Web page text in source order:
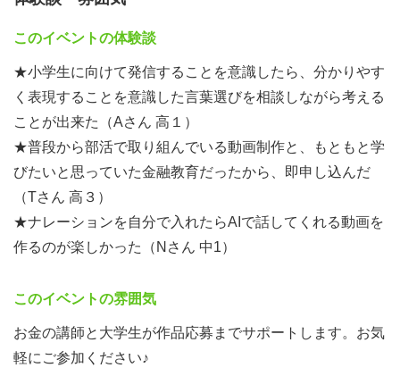
このイベントの体験談
★小学生に向けて発信することを意識したら、分かりやす
く表現することを意識した言葉選びを相談しながら考える
ことが出来た（Aさん 高１）
★普段から部活で取り組んでいる動画制作と、もともと学
びたいと思っていた金融教育だったから、即申し込んだ
（Tさん 高３）
★ナレーションを自分で入れたらAIで話してくれる動画を
作るのが楽しかった（Nさん 中1）
このイベントの雰囲気
お金の講師と大学生が作品応募までサポートします。お気
軽にご参加ください♪